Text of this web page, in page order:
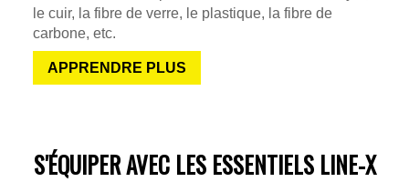
le cuir, la fibre de verre, le plastique, la fibre de
carbone, etc.
APPRENDRE PLUS
S'ÉQUIPER AVEC LES ESSENTIELS LINE-X